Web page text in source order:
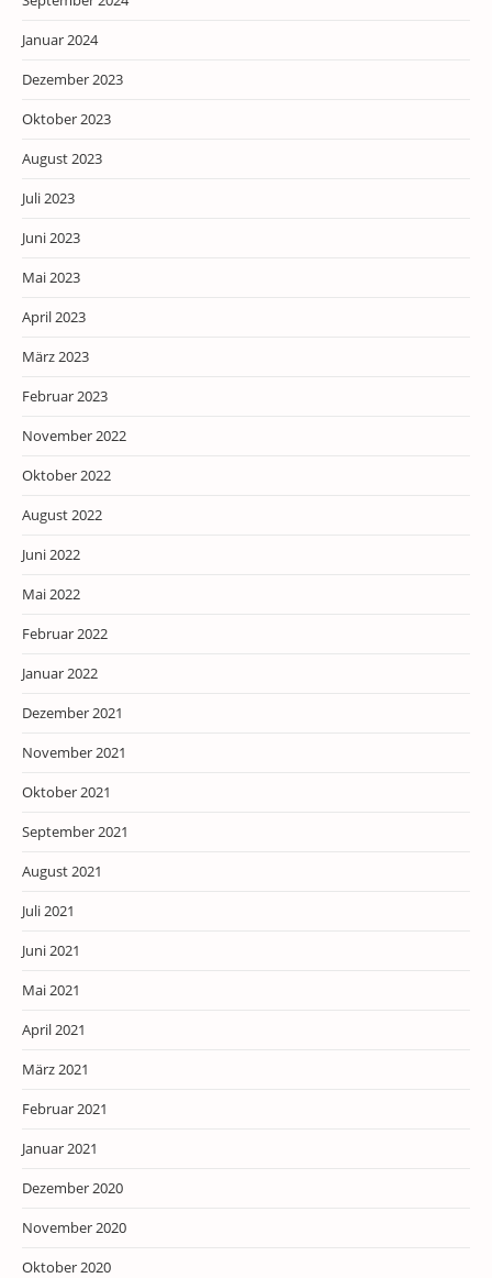
Januar 2024
Dezember 2023
Oktober 2023
August 2023
Juli 2023
Juni 2023
Mai 2023
April 2023
März 2023
Februar 2023
November 2022
Oktober 2022
August 2022
Juni 2022
Mai 2022
Februar 2022
Januar 2022
Dezember 2021
November 2021
Oktober 2021
September 2021
August 2021
Juli 2021
Juni 2021
Mai 2021
April 2021
März 2021
Februar 2021
Januar 2021
Dezember 2020
November 2020
Oktober 2020